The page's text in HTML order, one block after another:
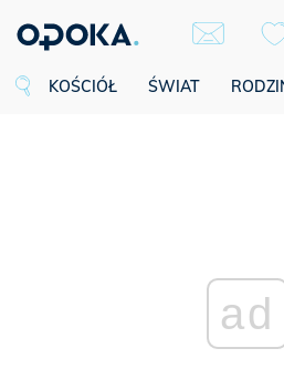
KOŚCIÓŁ ŚWIAT
ad